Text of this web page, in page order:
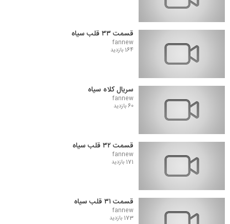
قسمت ۳۳ قلب سیاه
fannew
164 بازدید
سریال کلاه سیاه
fannew
60 بازدید
قسمت ۳۲ قلب سیاه
fannew
171 بازدید
قسمت ۳۱ قلب سیاه
fannew
173 بازدید